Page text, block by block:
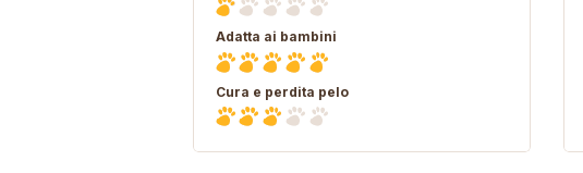
Adatta ai bambini
Cura e perdita pelo